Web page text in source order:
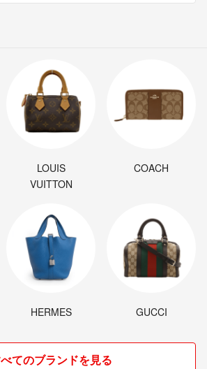
LOUIS
VUITTON
COACH
HERMES GUCCI
てのブランドを見る